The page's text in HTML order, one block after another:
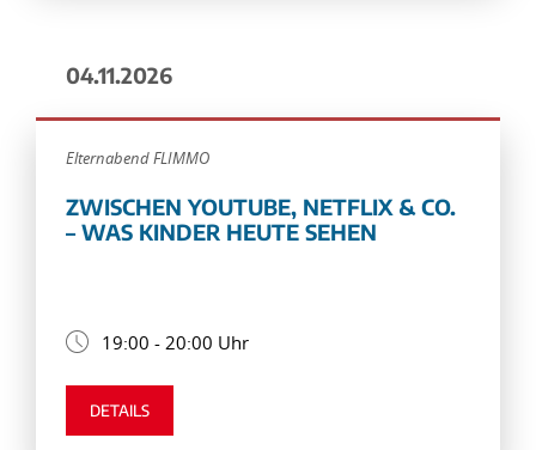
04.11.2026
Elternabend FLIMMO
ZWISCHEN YOUTUBE, NETFLIX & CO.
– WAS KINDER HEUTE SEHEN
19:00 - 20:00 Uhr
DETAILS